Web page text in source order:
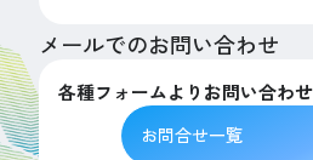
メールでのお問い合わせ
各種フォームよりお問い合わせ
お問合せ一覧